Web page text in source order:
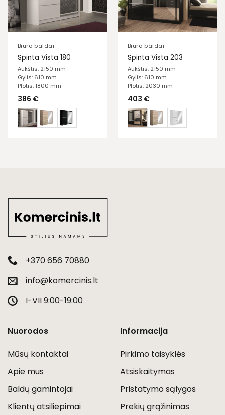
Biuro baldai
Spinta Vista 180
Aukštis: 2150 mm
Gylis: 610 mm
Plotis: 1800 mm
386 €
Biuro baldai
Spinta Vista 203
Aukštis: 2150 mm
Gylis: 610 mm
Plotis: 2030 mm
403 €
+370 656 70880
info@komercinis.lt
I-VII 9:00-19:00
Nuorodos
Mūsų kontaktai
Apie mus
Baldų gamintojai
Klientų atsiliepimai
Informacija
Pirkimo taisyklės
Atsiskaitymas
Pristatymo sąlygos
Prekių grąžinimas